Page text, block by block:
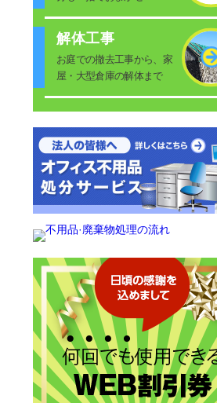
解体工事
お庭での撤去工事から、家
屋・大型倉庫の解体まで